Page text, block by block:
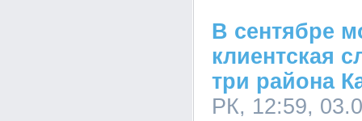
В сентябре
клиентская
три района
РК, 12:59,